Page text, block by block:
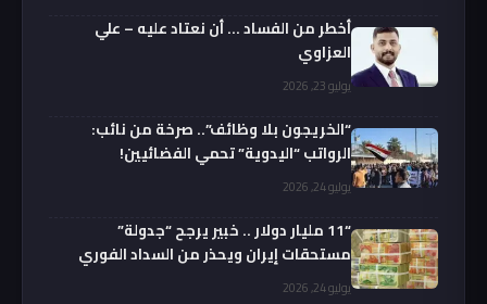
أخطر من الفساد … أن نعتاد عليه – علي
العزاوي
يوليو 23, 2026
“الخريجون بلا وظائف”.. صرخة من نائب:
الرواتب “اليدوية” تحمي الفضائيين!
يوليو 24, 2026
“11 مليار دولار .. خبير يرجح “جدولة”
مستحقات إيران ويحذر من السداد الفوري
يوليو 24, 2026